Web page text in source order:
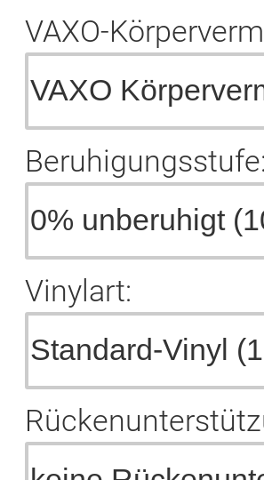
VAXO-
Beruhigungsstufe:
Vinylart: